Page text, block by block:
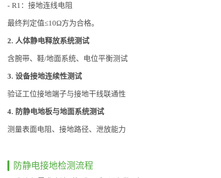
- R1：接地连线电阻
最终判定值≤10Ω方为合格。
2. 人体静电释放系统测试
含腕带、鞋/地面系统、电位平衡测试
3. 设备接地连续性测试
验证工位接地端子与接地干线联通性
4. 防静电地板与地面系统测试
测量表面电阻、接地路径、泄放能力
防静电接地检测流程